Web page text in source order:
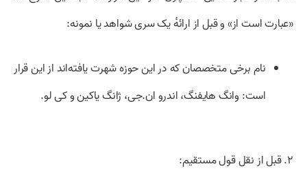
«عبارت است از» و قبل از ارائهٔ یک سری شواهد یا نمونه:
نام برخی متخصصان که در این حوزه شهرت یافته‌اند از این قرار
است: وانگ هایفنگ، اندرو ان.جی، ژانگ یاکین و کی لو.
۲. قبل از نقل قول مستقیم: